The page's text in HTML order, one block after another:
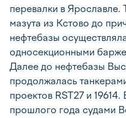
перевалки в Ярославле.
мазута из Кстово до
нефтебазы
односекционными
Далее до нефтебазы
продолжалась
проектов RST27 и
прошлого года судами